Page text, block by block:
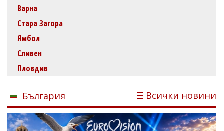
Варна
Стара Загора
Ямбол
Сливен
Пловдив
България Всички новини